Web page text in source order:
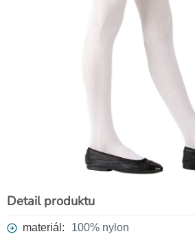
Detail produktu
materiál: 100% nylon